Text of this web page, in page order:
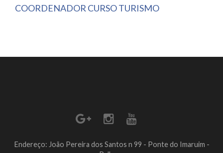
COORDENADOR CURSO TURISMO
Endereço: João Pereira dos Santos n 99 - Ponte do Imaruim -